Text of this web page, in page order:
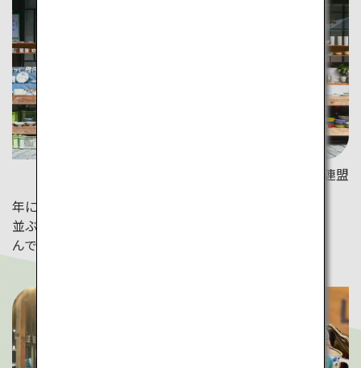
写真提供：佐賀県観光連盟
年に2回、5月と11月に開催される有田陶器市。焼物が
並ぶ約4kmの道を歩きながら、風情ある街並みを楽し
んで。（詳細は公式ホームページをご確認ください。）